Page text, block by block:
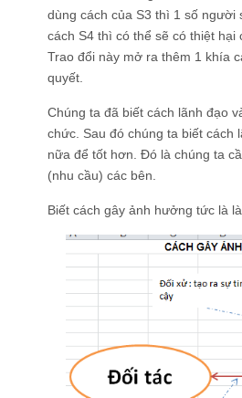
dùng cách của S3 thì 1 số người
cách S4 thì có thể sẽ có thiệt hại
Trao đổi này mở ra thêm 1 khía
quyết.
Chúng ta đã biết cách lãnh đạo
chức. Sau đó chúng ta biết cách
nữa để tốt hơn. Đó là chúng ta
(nhu cầu) các bên.
Biết cách gây ảnh hưởng tức là